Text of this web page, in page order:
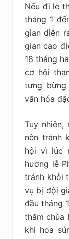
Nếu đi lễ
tháng 1
gian diễn
gian cao
18 tháng
cơ hội
tưng
văn hóa
Tuy
nên tránh
hội vì lúc
hương lễ
tránh khỏi
vụ bị đội
đầu tháng
thăm chùa
khi hoa